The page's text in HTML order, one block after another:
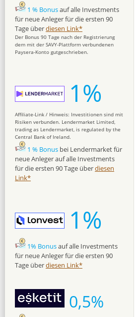
1 % Bonusauf alle Investments
für neue Anleger für die ersten 90
Tage überdiesen Link*
Der Bonus 90 Tage nach der Registrierung
dem mit der SAVY-Plattform verbundenen
Paysera-Konto gutgeschrieben.
1%
Affiliate-Link / Hinweis: Investitionen sind mit
Risiken verbunden. Lendermarket Limited,
trading as Lendermarket, is regulated by the
Central Bank of Ireland.
1 % Bonus bei Lendermarket für
neue Anleger auf alle Investments
für die ersten 90 Tage überdiesen
Link*
1%
1% Bonusauf alle Investments
für neue Anleger für die ersten 90
Tage überdiesen Link*
0,5%